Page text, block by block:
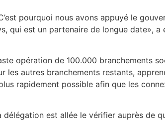
pourquoi nous avons appuyé le
qui est un partenaire de longue date», a
opération de 100.000 branchements
les autres branchements restants,
rapidement possible afin que les
est allée le vérifier auprès de